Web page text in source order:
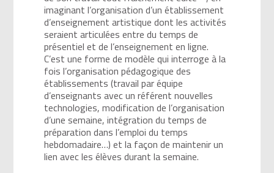
imaginant l’organisation d’un établissement
d’enseignement artistique dont les activités
seraient articulées entre du temps de
présentiel et de l’enseignement en ligne.
C’est une forme de modèle qui interroge à la
fois l’organisation pédagogique des
établissements (travail par équipe
d’enseignants avec un référent nouvelles
technologies, modification de l’organisation
d’une semaine, intégration du temps de
préparation dans l’emploi du temps
hebdomadaire…) et la façon de maintenir un
lien avec les élèves durant la semaine.